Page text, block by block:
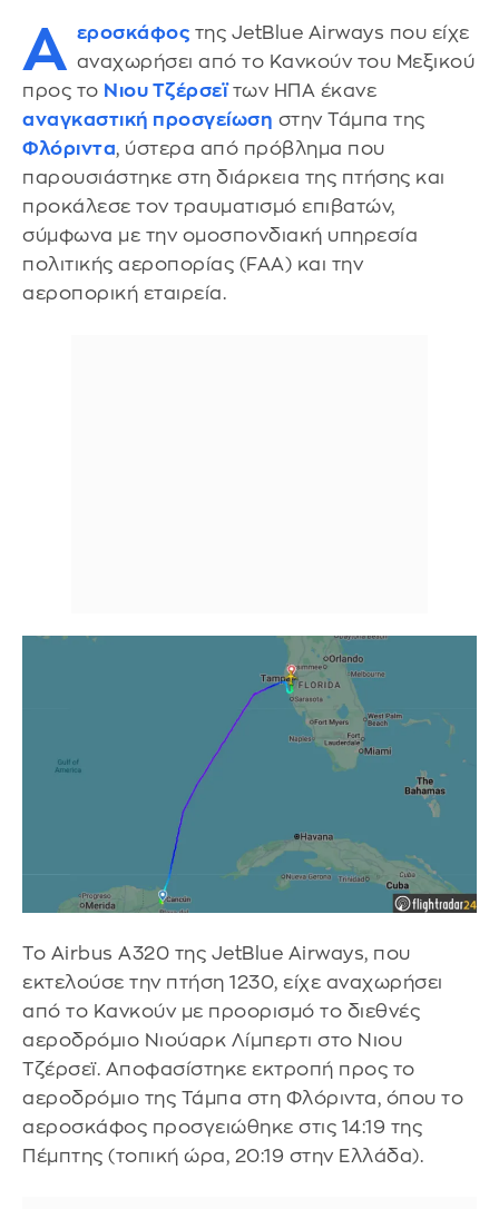
Α εροσκάφος της JetBlue Airways που είχε
αναχωρήσει από το Κανκούν του Μεξικού
προς το Νιου Τζέρσεϊτων ΗΠΑ έκανε
αναγκαστική προσγείωση στην Τάμπα της
Φλόριντα, ύστερα από πρόβλημα που
παρουσιάστηκε στη διάρκεια της πτήσης και
προκάλεσε τον τραυματισμό επιβατών,
σύμφωνα με την ομοσπονδιακή υπηρεσία
πολιτικής αεροπορίας (FAA) και την
αεροπορική εταιρεία.
Το Airbus A320 της JetBlue Airways, που
εκτελούσε την πτήση 1230, είχε αναχωρήσει
από το Κανκούν με προορισμό το διεθνές
αεροδρόμιο Νιούαρκ Λίμπερτι στο Νιου
Τζέρσεϊ. Αποφασίστηκε εκτροπή προς το
αεροδρόμιο της Τάμπα στη Φλόριντα, όπου το
αεροσκάφος προσγειώθηκε στις 14:19 της
Πέμπτης (τοπική ώρα, 20:19 στην Ελλάδα).